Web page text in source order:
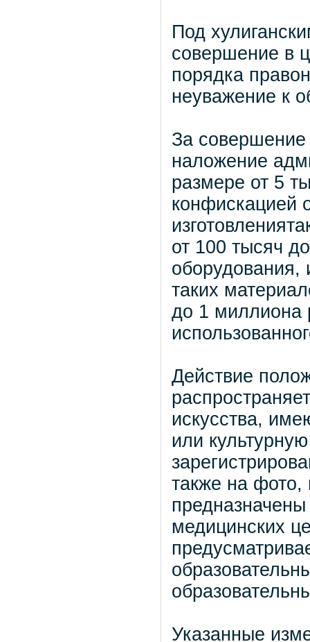
Под
совершение в
порядка
неуважение к
За совершение
наложение
размере от 5
конфискацией
от 100 тысяч
оборудования,
таких
до 1 миллиона
Действие
искусства,
или
также на фото,
медицинских
Указанные